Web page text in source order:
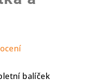
balíček